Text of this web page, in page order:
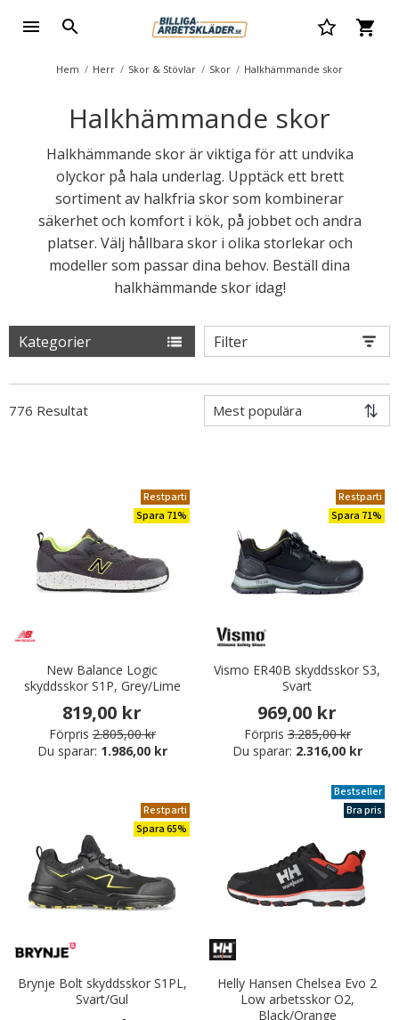
Hem Herr Skor & Stövlar Skor Halkhämmande skor
Halkhämmande skor
Halkhämmande skor är viktiga för att undvika
olyckor på hala underlag. Upptäck ett brett
sortiment av halkfria skor som kombinerar
säkerhet och komfort i kök, på jobbet och andra
platser. Välj hållbara skor i olika storlekar och
modeller som passar dina behov. Beställ dina
halkhämmande skor idag!
Kategorier Filter
776 Resultat
Restparti
Spara 71%
New Balance Logic
skyddsskor S1P, Grey/Lime
819,00 kr
Förpris 2.805,00 kr
Du sparar: 1.986,00 kr
Restparti
Spara 71%
Vismo ER40B skyddsskor S3,
Svart
969,00 kr
Förpris 3.285,00 kr
Du sparar: 2.316,00 kr
Restparti
Spara 65%
Brynje Bolt skyddsskor S1PL,
Svart/Gul
Bestseller
Bra pris
Helly Hansen Chelsea Evo 2
Low arbetsskor O2,
Black/Orange